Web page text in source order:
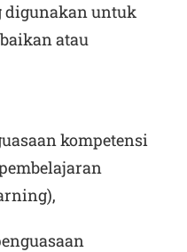
digunakan untuk
atau
kompetensi
),